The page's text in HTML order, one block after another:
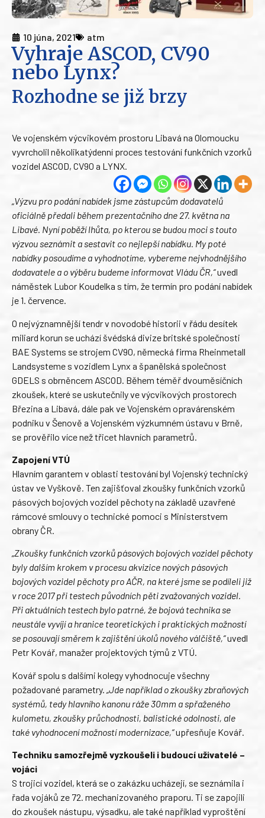
10 júna, 2021 atm
Vyhraje ASCOD, CV90
nebo Lynx?
Rozhodne se již brzy
Ve vojenském výcvikovém prostoru Libavá na Olomoucku
vyvrcholil několikatýdenní proces testování funkčních vzorků
vozidel ASCOD, CV90 a LYNX.
„Výzvu pro podání nabídek jsme zástupcům dodavatelů
oficiálně předali během prezentačního dne 27. května na
Libavé. Nyní poběží lhůta, po kterou se budou moci s touto
výzvou seznámit a sestavit co nejlepší nabídku. My poté
nabídky posoudíme a vyhodnotíme, vybereme nejvhodnějšího
dodavatele a o výběru budeme informovat Vládu ČR,“uvedl
náměstek Lubor Koudelka s tím, že termín pro podání nabídek
je 1. července.
O nejvýznamnější tendr v novodobé historii v řádu desítek
miliard korun se uchází švédská divize britské společnosti
BAE Systems se strojem CV90, německá firma Rheinmetall
Landsysteme s vozidlem Lynx a španělská společnost
GDELS s obrněncem ASCOD. Během téměř dvouměsíčních
zkoušek, které se uskutečnily ve výcvikových prostorech
Březina a Libavá, dále pak ve Vojenském opravárenském
podniku v Šenově a Vojenském výzkumném ústavu v Brně,
se prověřilo více než třicet hlavních parametrů.
Zapojení VTÚ
Hlavním garantem v oblasti testování byl Vojenský technický
ústav ve Vyškově. Ten zajišťoval zkoušky funkčních vzorků
pásových bojových vozidel pěchoty na základě uzavřené
rámcové smlouvy o technické pomoci s Ministerstvem
obrany ČR.
„Zkoušky funkčních vzorků pásových bojových vozidel pěchoty
byly dalším krokem v procesu akvizice nových pásových
bojových vozidel pěchoty pro AČR, na které jsme se podíleli již
v roce 2017 při testech původních pěti zvažovaných vozidel.
Při aktuálních testech bylo patrné, že bojová technika se
neustále vyvíjí a hranice teoretických i praktických možností
se posouvají směrem k zajištění úkolů nového válčiště,“uvedl
Petr Kovář, manažer projektových týmů z VTÚ.
Kovář spolu s dalšími kolegy vyhodnocuje všechny
požadované parametry. „Jde například o zkoušky zbraňových
systémů, tedy hlavního kanonu ráže 30mm a spřaženého
kulometu, zkoušky průchodnosti, balistické odolnosti, ale
také vyhodnocení možností modernizace,“upřesňuje Kovář.
Techniku samozřejmě vyzkoušeli i budoucí uživatelé –
vojáci
S trojicí vozidel, která se o zakázku ucházejí, se seznámila i
řada vojáků ze 72. mechanizovaného praporu. Ti se zapojili
do zkoušek nástupu, výsadku, ale také například vyproštění